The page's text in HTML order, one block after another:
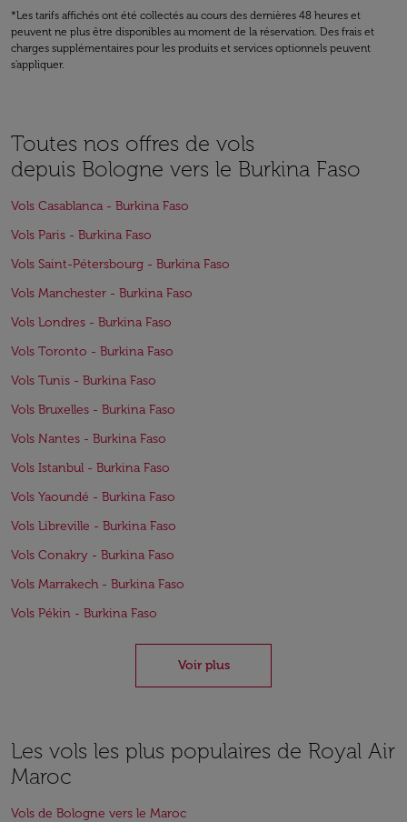
*Les tarifs affichés ont été collectés au cours des dernières 48 heures et
peuvent ne plus être disponibles au moment de la réservation. Des frais et
charges supplémentaires pour les produits et services optionnels peuvent
s'appliquer.
Toutes nos offres de vols
depuis Bologne vers le Burkina Faso
Vols Casablanca - Burkina Faso
Vols Paris - Burkina Faso
Vols Saint-Pétersbourg - Burkina Faso
Vols Manchester - Burkina Faso
Vols Londres - Burkina Faso
Vols Toronto - Burkina Faso
Vols Tunis - Burkina Faso
Vols Bruxelles - Burkina Faso
Vols Nantes - Burkina Faso
Vols Istanbul - Burkina Faso
Vols Yaoundé - Burkina Faso
Vols Libreville - Burkina Faso
Vols Conakry - Burkina Faso
Vols Marrakech - Burkina Faso
Vols Pékin - Burkina Faso
Voir plus
Les vols les plus populaires de Royal Air
Maroc
Vols de Bologne vers le Maroc